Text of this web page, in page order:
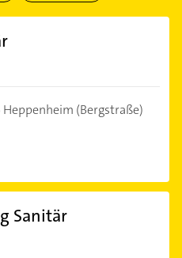
(Bergstraße)
Sanitär